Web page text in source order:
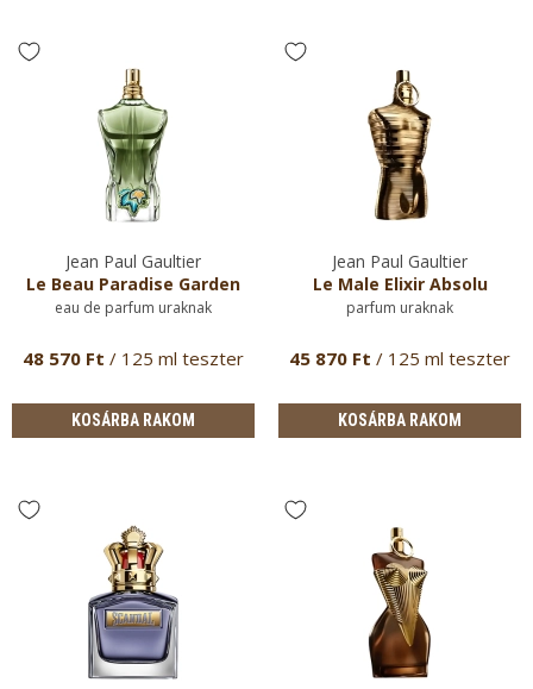
Jean Paul Gaultier
Le Beau Paradise Garden
eau de parfum uraknak
48 570 Ft / 125 ml teszter
KOSÁRBA RAKOM
Jean Paul Gaultier
Le Male Elixir Absolu
parfum uraknak
45 870 Ft / 125 ml teszter
KOSÁRBA RAKOM